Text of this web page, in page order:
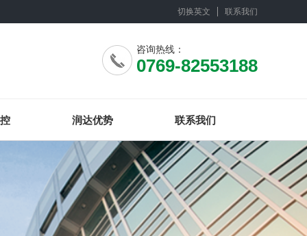
切换英文 联系我们
咨询热线：
0769-82553188
润达优势 联系我们